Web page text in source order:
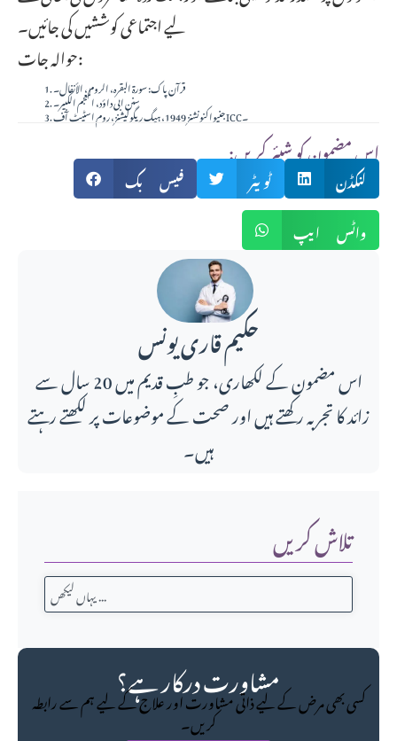
تلاش کریں
مشاورت درکار ہے؟
کسی بھی مرض کے لیے ذاتی مشاورت اور علاج کے لیے ہم سے رابطہ
کریں۔
لیے اجتماعی کوششیں کی جائیں۔
حوالہ جات:
قرآن پاک: سورۃ البقرہ، الروم، الأنفال۔
سنن ابی داؤد، المعجم الکبیر۔
جنیوا کنونشنز 1949، ہیگ ریگولیشنز، روم اسٹیٹ آف ICC۔
:اس مضمون کو شیئر کریں
فیس بک ٹویٹر
لنکڈن
واٹس ایپ
حکیم قاری یونس
اس مضمون کے لکھاری، جو طبِ قدیم میں 20 سال سے
زائد کا تجربہ رکھتے ہیں اور صحت کے موضوعات پر لکھتے رہتے
ہیں۔